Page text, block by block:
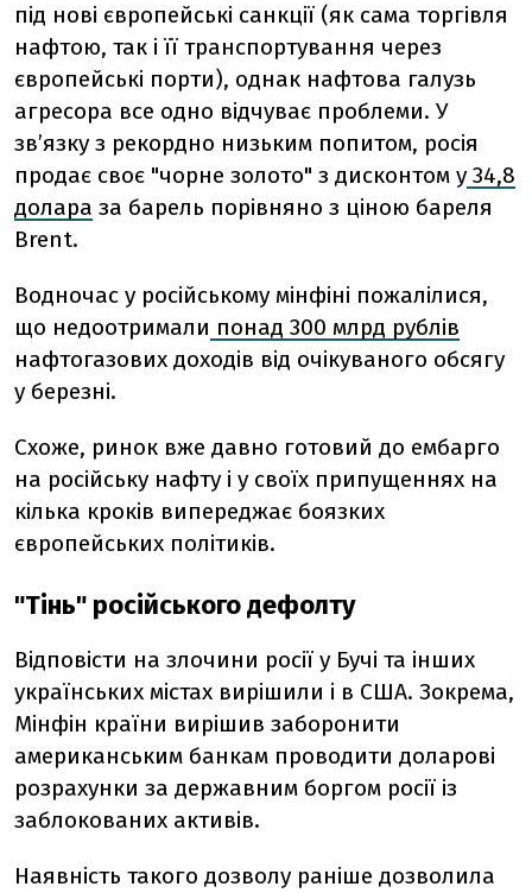
під нові європейські санкції (як сама торгівля
нафтою, так і її транспортування через
європейські порти), однак нафтова галузь
агресора все одно відчуває проблеми. У
зв’язку з рекордно низьким попитом, росія
продає своє "чорне золото" з дисконтом у 34,8
долара за барель порівняно з ціною бареля
Brent.
Водночас у російському мінфіні пожалілися,
що недоотримали понад 300 млрд рублів
нафтогазових доходів від очікуваного обсягу
у березні.
Схоже, ринок вже давно готовий до ембарго
на російську нафту і у своїх припущеннях на
кілька кроків випереджає боязких
європейських політиків.
"Тінь" російського дефолту
Відповісти на злочини росії у Бучі та інших
українських містах вирішили і в США. Зокрема,
Мінфін країни вирішив заборонити
американським банкам проводити доларові
розрахунки за державним боргом росії із
заблокованих активів.
Наявність такого дозволу раніше дозволила